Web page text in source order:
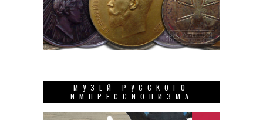
МУЗЕЙ РУССКОГО
ИМПРЕССИОНИЗМА